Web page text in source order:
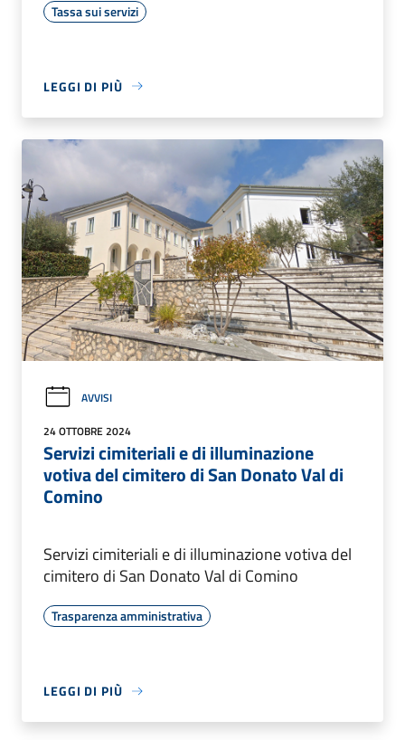
Tassa sui servizi
LEGGI DI PIÙ
AVVISI
24 OTTOBRE 2024
Servizi cimiteriali e di illuminazione
votiva del cimitero di San Donato Val di
Comino
Servizi cimiteriali e di illuminazione votiva del
cimitero di San Donato Val di Comino
Trasparenza amministrativa
LEGGI DI PIÙ